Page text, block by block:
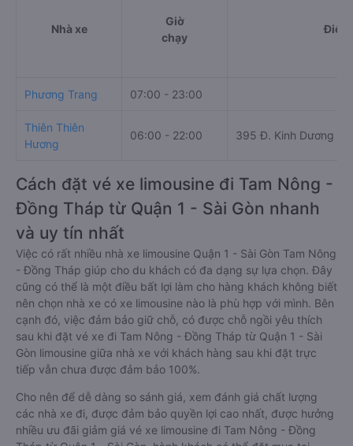
Nhà xe
Giờ
chạy
Phương Trang 07:00 - 23:00
Thiên Thiên
Hương
06:00 - 22:00 395 Đ. Kinh Dương
Cách đặt vé xe limousine đi Tam Nông -
Đồng Tháp từ Quận 1 - Sài Gòn nhanh
và uy tín nhất
Việc có rất nhiều nhà xe limousine Quận 1 - Sài Gòn Tam Nông
- Đồng Tháp giúp cho du khách có đa dạng sự lựa chọn. Đây
cũng có thể là một điều bất lợi làm cho hàng khách không biết
nên chọn nhà xe có xe limousine nào là phù hợp với mình. Bên
cạnh đó, việc đảm bảo giữ chỗ, có được chỗ ngồi yêu thích
sau khi đặt vé xe đi Tam Nông - Đồng Tháp từ Quận 1 - Sài
Gòn limousine giữa nhà xe với khách hàng sau khi đặt trực
tiếp vẫn chưa được đảm bảo 100%.
Cho nên để dễ dàng so sánh giá, xem đánh giá chất lượng
các nhà xe đi, được đảm bảo quyền lợi cao nhất, được hưởng
nhiều ưu đãi giảm giá vé xe limousine đi Tam Nông - Đồng